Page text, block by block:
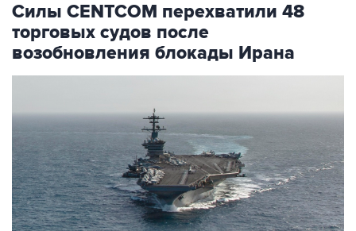
Силы CENTCOM перехватили 48
торговых судов после
возобновления блокады Ирана